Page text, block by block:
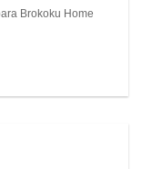
Brokoku Home